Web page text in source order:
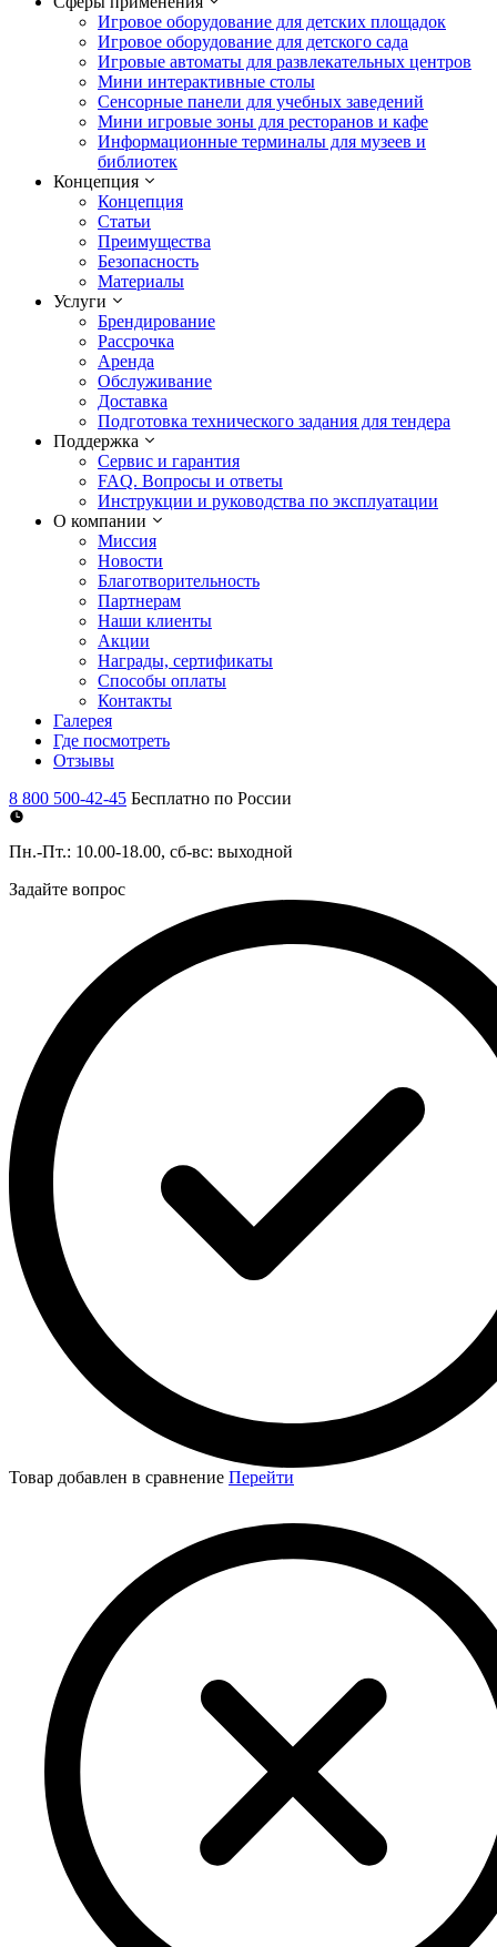
Игровое оборудование для детских площадок
Игровое оборудование для детского сада
Игровые автоматы для развлекательных центров
Мини интерактивные столы
Сенсорные панели для учебных заведений
Мини игровые зоны для ресторанов и кафе
Информационные терминалы для музеев и
библиотек
Концепция
Концепция
Статьи
Преимущества
Безопасность
Материалы
Услуги
Брендирование
Рассрочка
Аренда
Обслуживание
Доставка
Подготовка технического задания для тендера
Поддержка
Сервис и гарантия
FAQ. Вопросы и ответы
Инструкции и руководства по эксплуатации
О компании
Миссия
Новости
Благотворительность
Партнерам
Наши клиенты
Акции
Награды, сертификаты
Способы оплаты
Контакты
Галерея
Где посмотреть
Отзывы
8 800 500-42-45 Бесплатно по России
Пн.-Пт.: 10.00-18.00, сб-вс: выходной
Задайте вопрос
Товар добавлен в сравнение Перейти